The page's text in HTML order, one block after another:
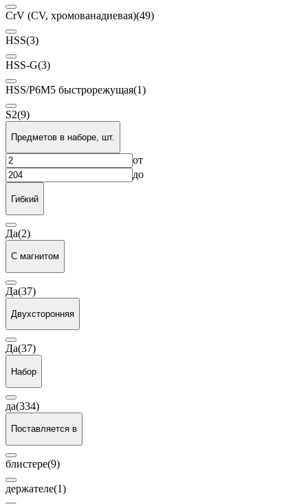
CrV (CV, хромованадиевая)(49)
HSS(3)
HSS-G(3)
HSS/P6M5 быстрорежущая(1)
S2(9)
Предметов в наборе, шт.
от
до
Гибкий
Да(2)
С магнитом
Да(37)
Двухсторонняя
Да(37)
Набор
да(334)
Поставляется в
блистере(9)
держателе(1)